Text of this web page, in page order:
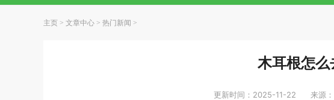
主页 > 文章中心 > 热门新闻 >
木耳根怎么
更新时间：2025-11-22 来源